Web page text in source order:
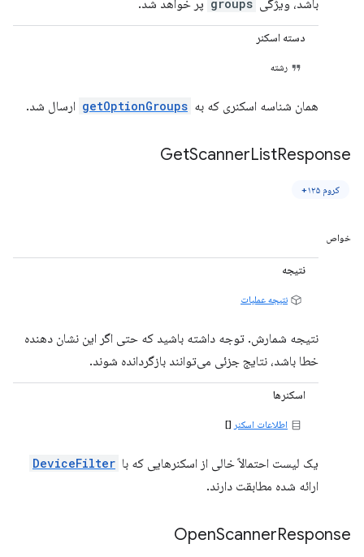
باشد، ویژگی groups پر خواهد شد.
دسته اسکنر
رشته
همان شناسه اسکنری که به getOptionGroups ارسال شد.
GetScannerListResponse
کروم ۱۲۵+
خواص
نتیجه
نتیجه عملیات
نتیجه شمارش. توجه داشته باشید که حتی اگر این نشان دهنده
خطا باشد، نتایج جزئی می‌توانند بازگردانده شوند.
اسکنرها
اطلاعات اسکنر []
یک لیست احتمالاً خالی از اسکنرهایی که با DeviceFilter
ارائه شده مطابقت دارند.
OpenScannerResponse